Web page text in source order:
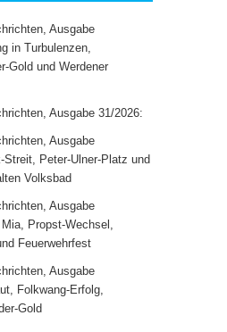
Ausgabe
in Turbulenzen,
Gold und Werdener
Ausgabe 31/2026:
Ausgabe
Streit, Peter-Ulner-Platz und
Volksbad
Ausgabe
Propst-Wechsel,
Feuerwehrfest
Ausgabe
Folkwang-Erfolg,
Gold